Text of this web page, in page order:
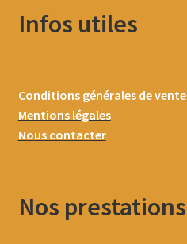
Infos utiles
Conditions générales de vente
Mentions légales
Nous contacter
Nos prestations